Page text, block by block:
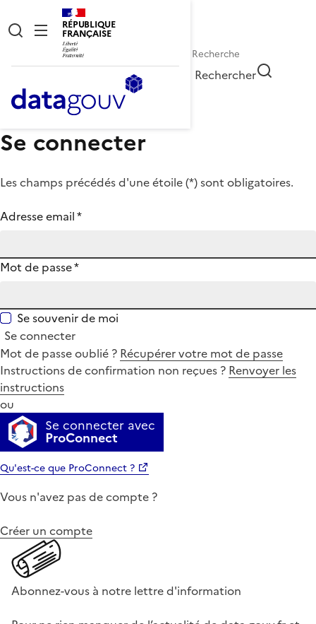
RÉPUBLIQUE
FRANÇAISE
Rechercher
Se connecter
Les champs précédés d'une étoile (*) sont obligatoires.
Adresse email*
Mot de passe*
Se souvenir de moi
Se connecter
Mot de passe oublié ? Récupérer votre mot de passe
Instructions de confirmation non reçues ? Renvoyer les
instructions
ou
Se connecter avec
ProConnect
Qu'est-ce que ProConnect ?
Vous n'avez pas de compte ?
Créer un compte
Abonnez-vous à notre lettre d'information